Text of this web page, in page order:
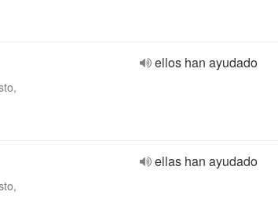
ellos han ayudado
ellas han ayudado